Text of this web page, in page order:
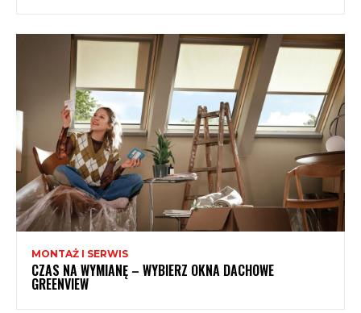
MONTAŻ I SERWIS
CZAS NA WYMIANĘ – WYBIERZ OKNA DACHOWE
GREENVIEW